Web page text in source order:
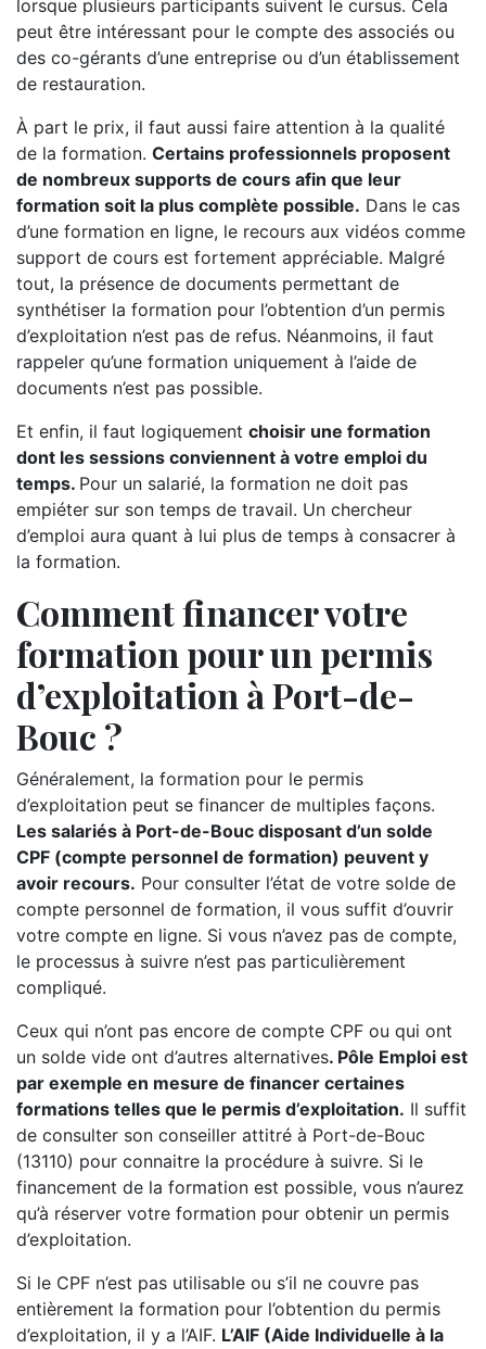
lorsque plusieurs participants suivent le cursus. Cela
peut être intéressant pour le compte des associés ou
des co-gérants d’une entreprise ou d’un établissement
de restauration.
À part le prix, il faut aussi faire attention à la qualité
de la formation. Certains professionnels proposent
de nombreux supports de cours afin que leur
formation soit la plus complète possible. Dans le cas
d’une formation en ligne, le recours aux vidéos comme
support de cours est fortement appréciable. Malgré
tout, la présence de documents permettant de
synthétiser la formation pour l’obtention d’un permis
d’exploitation n’est pas de refus. Néanmoins, il faut
rappeler qu’une formation uniquement à l’aide de
documents n’est pas possible.
Et enfin, il faut logiquement choisir une formation
dont les sessions conviennent à votre emploi du
temps. Pour un salarié, la formation ne doit pas
empiéter sur son temps de travail. Un chercheur
d’emploi aura quant à lui plus de temps à consacrer à
la formation.
Comment financer votre
formation pour un permis
d’exploitation à Port-de-
Bouc ?
Généralement, la formation pour le permis
d’exploitation peut se financer de multiples façons.
Les salariés à Port-de-Bouc disposant d’un solde
CPF (compte personnel de formation) peuvent y
avoir recours. Pour consulter l’état de votre solde de
compte personnel de formation, il vous suffit d’ouvrir
votre compte en ligne. Si vous n’avez pas de compte,
le processus à suivre n’est pas particulièrement
compliqué.
Ceux qui n’ont pas encore de compte CPF ou qui ont
un solde vide ont d’autres alternatives. Pôle Emploi est
par exemple en mesure de financer certaines
formations telles que le permis d’exploitation. Il suffit
de consulter son conseiller attitré à Port-de-Bouc
(13110) pour connaitre la procédure à suivre. Si le
financement de la formation est possible, vous n’aurez
qu’à réserver votre formation pour obtenir un permis
d’exploitation.
Si le CPF n’est pas utilisable ou s’il ne couvre pas
entièrement la formation pour l’obtention du permis
d’exploitation, il y a l’AIF. L’AIF (Aide Individuelle à la